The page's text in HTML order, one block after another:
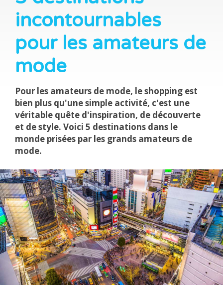
incontournables
pour les amateurs de
mode
Pour les amateurs de mode, le shopping est
bien plus qu'une simple activité, c'est une
véritable quête d'inspiration, de découverte
et de style. Voici 5 destinations dans le
monde prisées par les grands amateurs de
mode.